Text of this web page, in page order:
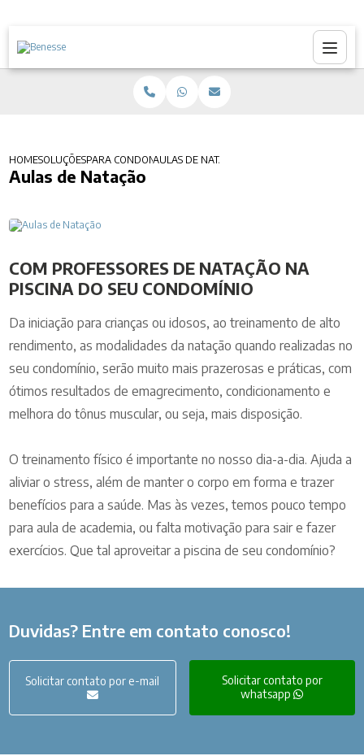
HOMESOLUÇÕESPARA CONDOMÍNIOSAULAS DE NATAÇÃO
Aulas de Natação
COM PROFESSORES DE NATAÇÃO NA
PISCINA DO SEU CONDOMÍNIO
Da iniciação para crianças ou idosos, ao treinamento de alto
rendimento, as modalidades da natação quando realizadas no
seu condomínio, serão muito mais prazerosas e práticas, com
ótimos resultados de emagrecimento, condicionamento e
melhora do tônus muscular, ou seja, mais disposição.
O treinamento físico é importante no nosso dia-a-dia. Ajuda a
aliviar o stress, além de manter o corpo em forma e trazer
benefícios para a saúde. Mas às vezes, temos pouco tempo
para aula de academia, ou falta motivação para sair e fazer
exercícios. Que tal aproveitar a piscina de seu condomínio?
Duvidas? Entre em contato conosco!
Solicitar contato por e-mail
Solicitar contato por
whatsapp